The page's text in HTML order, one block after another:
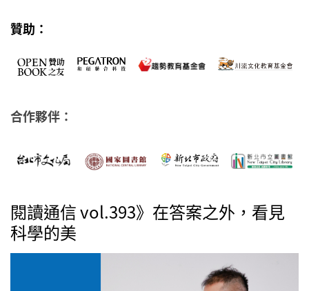
贊助：
合作夥伴：
閱讀通信 vol.393》在答案之外，看見
科學的美